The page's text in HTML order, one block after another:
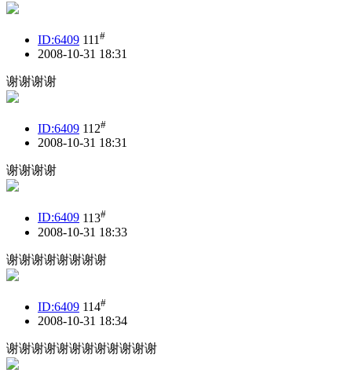
ID:6409 111 #
2008-10-31 18:31
谢谢谢谢
ID:6409 112#
2008-10-31 18:31
谢谢谢谢
ID:6409 113#
2008-10-31 18:33
谢谢谢谢谢谢谢谢
ID:6409 114#
2008-10-31 18:34
谢谢谢谢谢谢谢谢谢谢谢谢